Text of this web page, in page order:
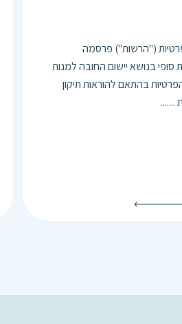
("הרשות") פרסמה
סופי בנושא יישום החובה למנות
בהתאם להוראות תיקון